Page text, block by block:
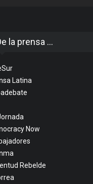
la prensa ...
Latina
Now
Rebelde